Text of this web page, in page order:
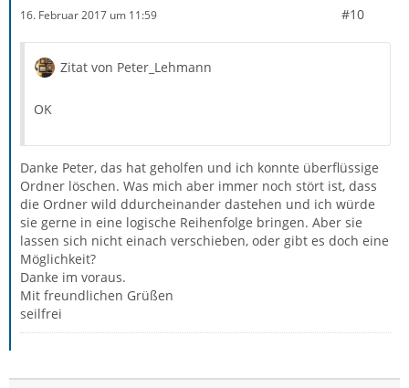
16. Februar 2017 um 11:59 #10
Zitat von Peter_Lehmann
OK
Danke Peter, das hat geholfen und ich konnte überflüssige
Ordner löschen. Was mich aber immer noch stört ist, dass
die Ordner wild ddurcheinander dastehen und ich würde
sie gerne in eine logische Reihenfolge bringen. Aber sie
lassen sich nicht einach verschieben, oder gibt es doch eine
Möglichkeit?
Danke im voraus.
Mit freundlichen Grüßen
seilfrei